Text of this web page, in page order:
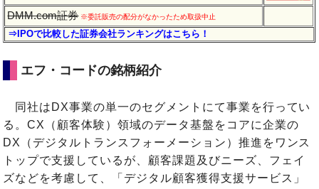
DMM.com証券※委託販売の配分がなかったため取扱中止
⇒IPOで比較した証券会社ランキングはこちら！
エフ・コードの銘柄紹介
同社はDX事業の単一のセグメントにて事業を行ってい
る。CX（顧客体験）領域のデータ基盤をコアに企業の
DX（デジタルトランスフォーメーション）推進をワンス
トップで支援しているが、顧客課題及びニーズ、フェイ
ズなどを考慮して、「デジタル顧客獲得支援サービス」